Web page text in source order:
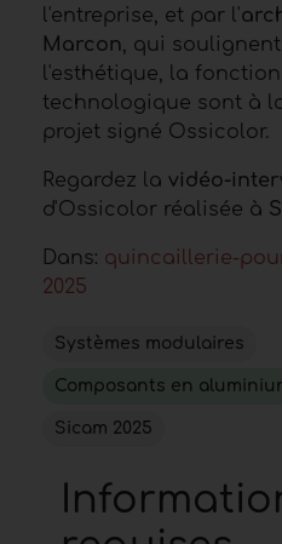
l'entreprise, et par l'
Marcon, qui
l'esthétique, la
technologique sont à
projet signé Ossicolor.
Regardez la vidéo-
d'Ossicolor réalisée à
Dans: quincaillerie-
2025
Systèmes modulaires
Composants en
Sicam 2025